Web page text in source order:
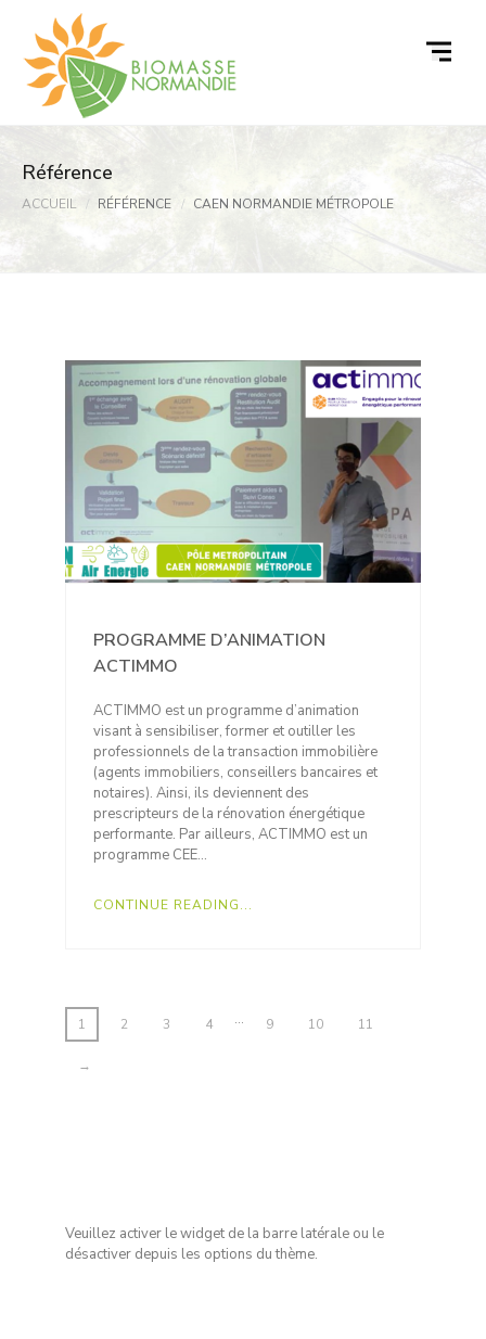
contenu
Référence
ACCUEIL RÉFÉRENCE CAEN NORMANDIE MÉTROPOLE
PROGRAMME D’ANIMATION
ACTIMMO
ACTIMMO est un programme d’animation
visant à sensibiliser, former et outiller les
professionnels de la transaction immobilière
(agents immobiliers, conseillers bancaires et
notaires). Ainsi, ils deviennent des
prescripteurs de la rénovation énergétique
performante. Par ailleurs, ACTIMMO est un
programme CEE…
CONTINUE READING...
1 2 3 4 … 9 10 11
→
Veuillez activer le widget de la barre latérale ou le
désactiver depuis les options du thème.